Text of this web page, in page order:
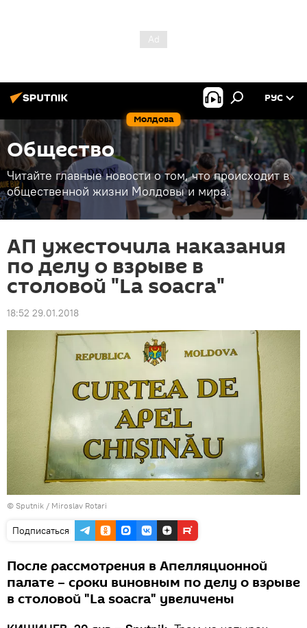
Молдова
РУС
Общество
Читайте главные новости о том, что происходит в
общественной жизни Молдовы и мира.
АП ужесточила наказания
по делу о взрыве в
столовой "La soacra"
18:52 29.01.2018
© Sputnik / Miroslav Rotari
Подписаться
После рассмотрения в Апелляционной
палате – сроки виновным по делу о взрыве
в столовой "La soacra" увеличены